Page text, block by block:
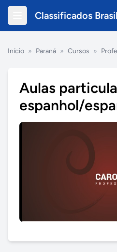
Classificados Brasil
Início » Paraná » Cursos »
Aulas
espanhol/